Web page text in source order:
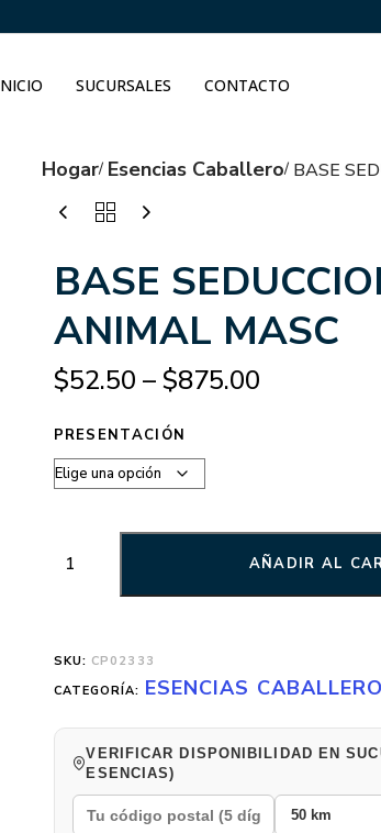
SUCURSALES CONTACTO
Hogar Esencias Caballero BASE
BASE
ANIMAL MASC
$52.50 – $875.00
PRESENTACIÓN
AÑADIR AL
SKU: CP02333
CATEGORÍA: ESENCIAS CABALLERO
VERIFICAR DISPONIBILIDAD EN
ESENCIAS)